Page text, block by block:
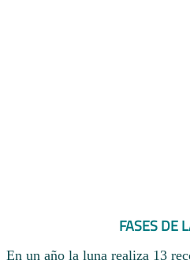
FASES DE
En un año la luna realiza 13